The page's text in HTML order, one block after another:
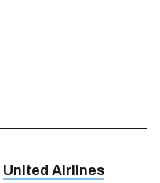
United Airlines